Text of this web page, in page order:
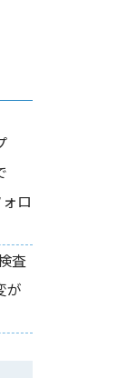
ロ
査
が